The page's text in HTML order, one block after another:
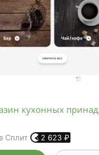
кухонных
Сплит 2 623₽